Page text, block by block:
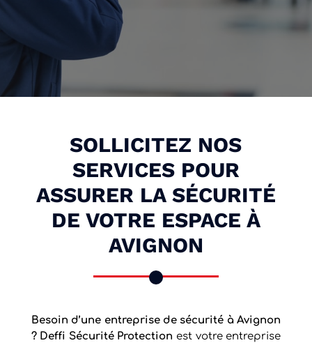
SOLLICITEZ NOS
SERVICES POUR
ASSURER LA SÉCURITÉ
DE VOTRE ESPACE À
AVIGNON
Besoin d’une entreprise de sécurité à Avignon
? Deffi Sécurité Protection est votre entreprise